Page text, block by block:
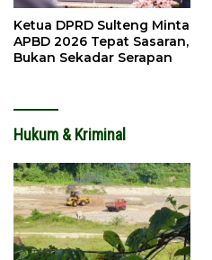
Ketua DPRD Sulteng Minta
APBD 2026 Tepat Sasaran,
Bukan Sekadar Serapan
Hukum & Kriminal